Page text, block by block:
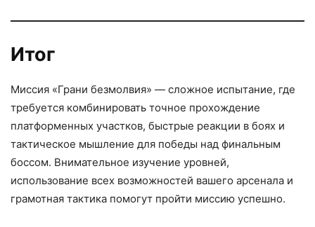
Итог
Миссия «Грани безмолвия» — сложное испытание, где
требуется комбинировать точное прохождение
платформенных участков, быстрые реакции в боях и
тактическое мышление для победы над финальным
боссом. Внимательное изучение уровней,
использование всех возможностей вашего арсенала и
грамотная тактика помогут пройти миссию успешно.